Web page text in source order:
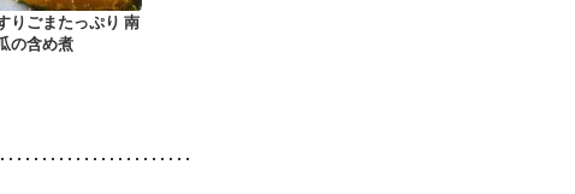
りごまたっぷり 南
の含め煮